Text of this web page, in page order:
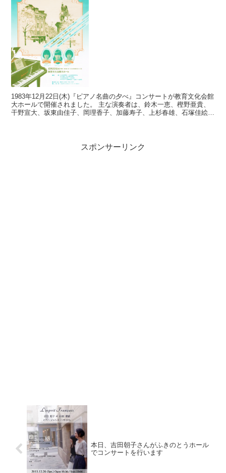
1983年12月22日(木)『ピアノ名曲の夕べ』コンサートが教育文化会館
大ホールで開催されました。 主な演奏者は、鈴木一恵、樫野亜貴、
干野宣大、坂東由佳子、岡理香子、加藤寿子、上杉春雄、石塚佳絵、
スポンサーリンク
本日、吉田朝子さんがふきのとうホール
でコンサートを行います